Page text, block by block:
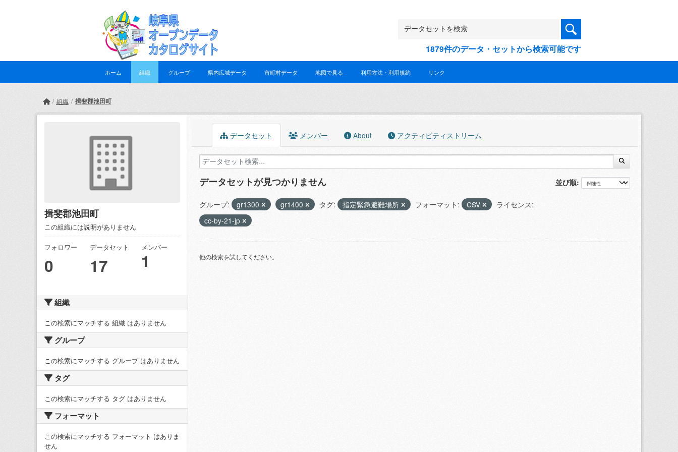
1879件のデータ・セットから検索可能です
ホーム 組織 グループ 県内広域データ 市町村データ 地図で見る 利用方法・利用規約 リンク
組織 揖斐郡池田町
揖斐郡池田町
この組織には説明がありません
フォロワー
0
データセット
17
メンバー
1
組織
この検索にマッチする 組織 はありません
グループ
この検索にマッチする グループ はありません
タグ
この検索にマッチする タグ はありません
フォーマット
この検索にマッチする フォーマット はありま
せん
データセット メンバー About アクティビティストリーム
並び順
データセットが見つかりません
グループ: gr1300 gr1400 タグ: 指定緊急避難場所 フォーマット: CSV
ライセンス:
cc-by-21-jp
他の検索を試してください。